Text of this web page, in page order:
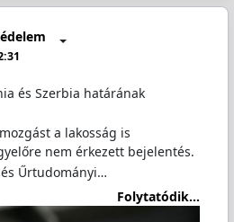
és Szerbia határának
a lakosság is
nem érkezett bejelentés.
és Űrtudományi…
Folytatódik...